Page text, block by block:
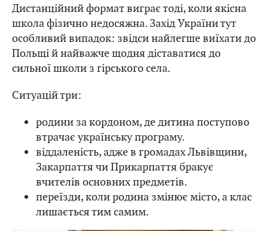
Дистанційний формат виграє тоді, коли якісна
школа фізично недосяжна. Захід України тут
особливий випадок: звідси найлегше виїхати до
Польщі й найважче щодня діставатися до
сильної школи з гірського села.
Ситуацій три:
родини за кордоном, де дитина поступово
втрачає українську програму.
віддаленість, адже в громадах Львівщини,
Закарпаття чи Прикарпаття бракує
вчителів основних предметів.
переїзди, коли родина змінює місто, а клас
лишається тим самим.